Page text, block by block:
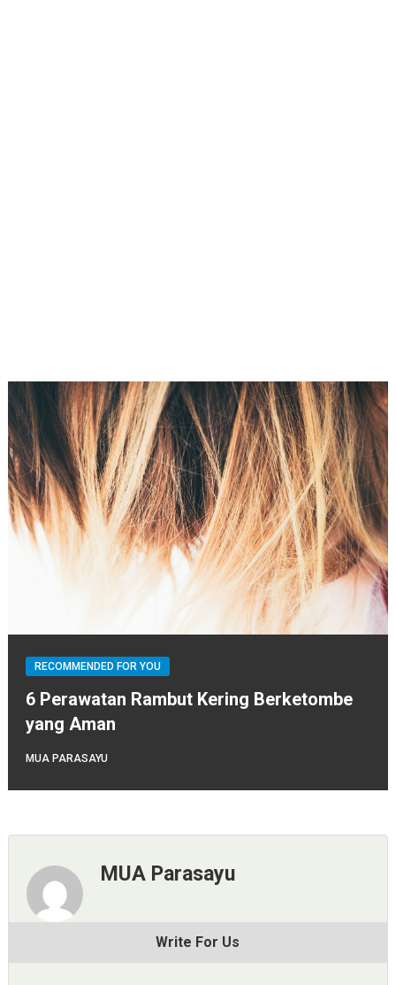
RECOMMENDED FOR YOU
6 Perawatan Rambut Kering Berketombe
yang Aman
MUA PARASAYU
MUA Parasayu
Write For Us